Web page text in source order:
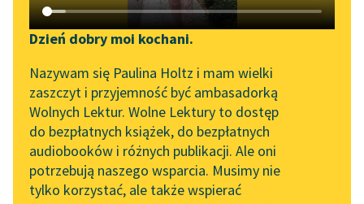
Katalog DAISY
Podkasty o książkach
Zgłoś brak utworu
Aktualności
„Prokurator Alicja Horn”
do słuchania
Byliśmy częścią AI Impact
Lab
Narzędzia
Mapa Wolnych Lektur
Leśmianator
Przewodnik dla piszących i
czytających
Dzień dobry moi kochani.
Nazywam się Paulina Holtz i mam wielki
zaszczyt i przyjemność być ambasadorką
Wolnych Lektur. Wolne Lektury to dostęp
do bezpłatnych książek, do bezpłatnych
audiobooków i różnych publikacji. Ale oni
potrzebują naszego wsparcia. Musimy nie
tylko korzystać, ale także wspierać
Edith Nesbit
Przygody młodych
Bastablów
— Alu, kolej na ciebie.
— Ja proponuję